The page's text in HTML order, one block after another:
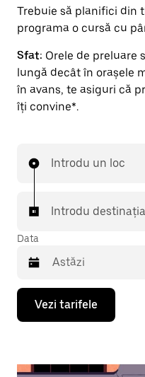
Trebuie să planifici din
programa o cursă cu
Sfat: Orele de preluare
lungă decât în orașele
în avans, te asiguri că
îți convine*.
Introdu un loc
Introdu destinația
Data
Pentru
deschide
selecta
Vezi tarifele